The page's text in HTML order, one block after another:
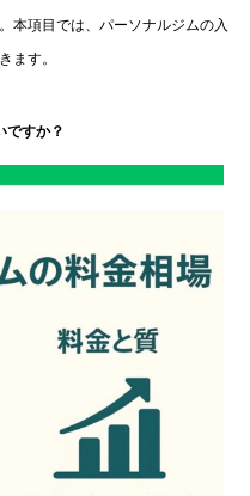
本項目では、パーソナルジムの入
ます。
ですか？